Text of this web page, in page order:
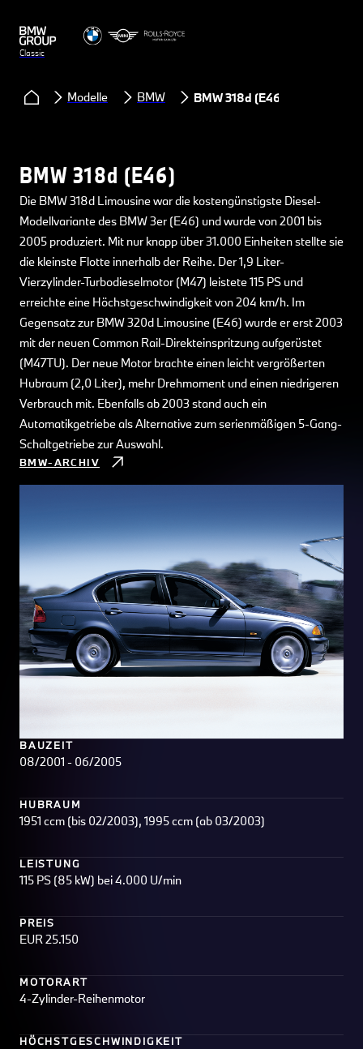
Classic
Modelle BMW BMW 318d (E46)
BMW 318d (E46)
Die BMW 318d Limousine war die kostengünstigste Diesel-
Modellvariante des BMW 3er (E46) und wurde von 2001 bis
2005 produziert. Mit nur knapp über 31.000 Einheiten stellte sie
die kleinste Flotte innerhalb der Reihe. Der 1,9 Liter-
Vierzylinder-Turbodieselmotor (M47) leistete 115 PS und
erreichte eine Höchstgeschwindigkeit von 204 km/h. Im
Gegensatz zur BMW 320d Limousine (E46) wurde er erst 2003
mit der neuen Common Rail-Direkteinspritzung aufgerüstet
(M47TU). Der neue Motor brachte einen leicht vergrößerten
Hubraum (2,0 Liter), mehr Drehmoment und einen niedrigeren
Verbrauch mit. Ebenfalls ab 2003 stand auch ein
Automatikgetriebe als Alternative zum serienmäßigen 5-Gang-
Schaltgetriebe zur Auswahl.
BMW-ARCHIV
BAUZEIT
08/2001 - 06/2005
HUBRAUM
1951 ccm (bis 02/2003), 1995 ccm (ab 03/2003)
LEISTUNG
115 PS (85 kW) bei 4.000 U/min
PREIS
EUR 25.150
MOTORART
4-Zylinder-Reihenmotor
HÖCHSTGESCHWINDIGKEIT